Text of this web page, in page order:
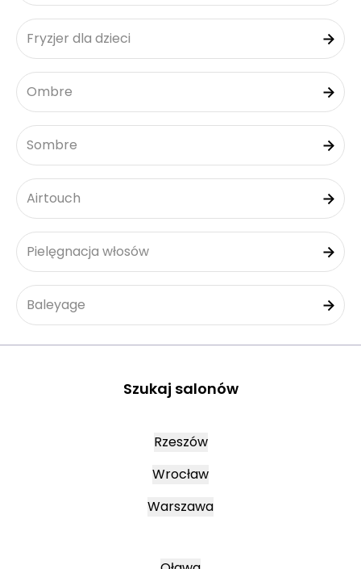
Fryzjer dla dzieci
Ombre
Sombre
Airtouch
Pielęgnacja włosów
Baleyage
Szukaj salonów
Rzeszów
Wrocław
Warszawa